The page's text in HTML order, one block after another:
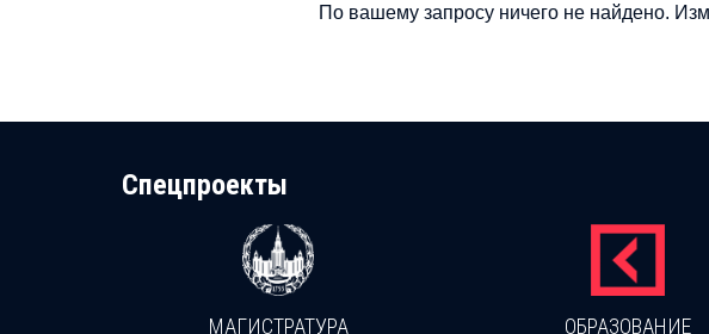
По вашему запросу ничего не найдено.
Cпецпроекты
МАГИСТРАТУРА
ОБРАЗОВАНИЕ